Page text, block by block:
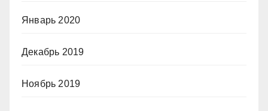
Январь 2020
Декабрь 2019
Ноябрь 2019